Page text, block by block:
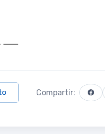
Compartir: